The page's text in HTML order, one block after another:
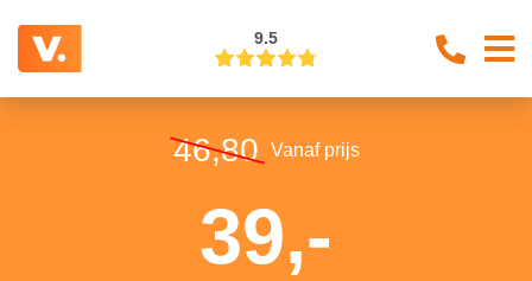
9.5
46,80 Vanaf prijs
39,-